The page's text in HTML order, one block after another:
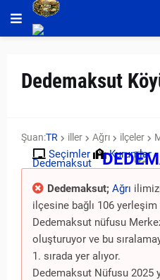
Dedemaksut
Şuan:TR iller Ağrı ilçeler
Seçimler Kurumlar
Dedemaksut
Dedemaksut; Ağrı
ilçesine bağlı 106
Dedemaksut nüfusu
oluşturuyor ve bu
1. sırada yer alıyor.
Dedemaksut Nüfusu 2025